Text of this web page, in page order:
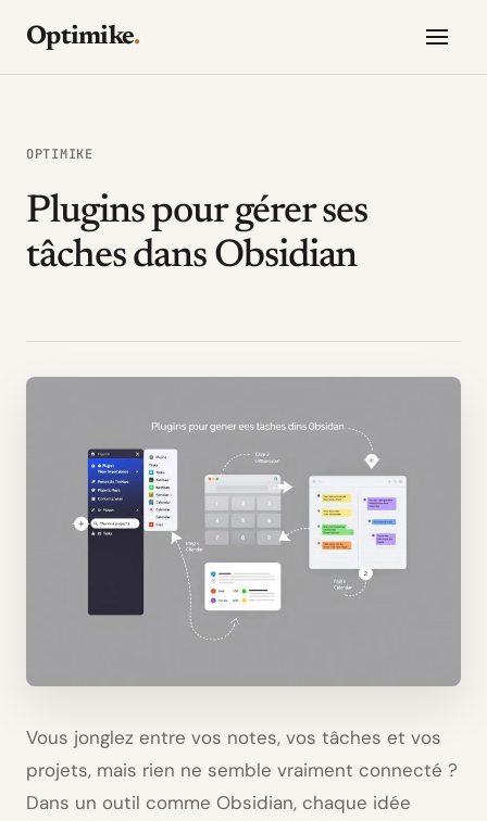
Optimike.
OPTIMIKE
Plugins pour gérer ses
tâches dans Obsidian
Vous jonglez entre vos notes, vos tâches et vos
projets, mais rien ne semble vraiment connecté ?
Dans un outil comme Obsidian, chaque idée